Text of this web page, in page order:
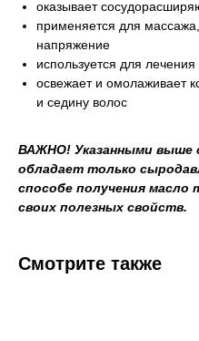
оказывает
применяется для
напряжение
используется для
освежает и омолаживает
и седину волос
ВАЖНО! Указанными выше
обладает только
способе получения
своих полезных свойств.
Смотрите также